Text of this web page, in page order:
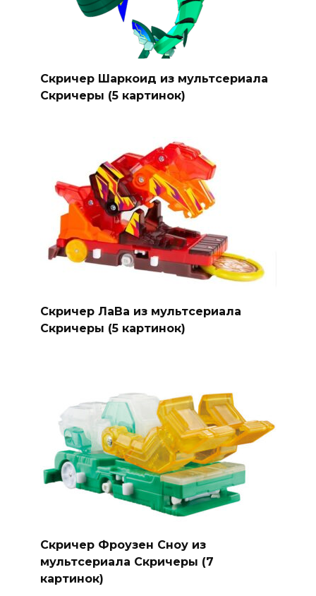
Скричер Шаркоид из мультсериала
Скричеры (5 картинок)
Скричер ЛаВа из мультсериала
Скричеры (5 картинок)
Скричер Фроузен Сноу из
мультсериала Скричеры (7
картинок)